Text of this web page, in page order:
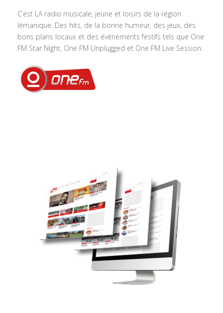
C’est LA radio musicale, jeune et loisirs de la région
lémanique. Des hits, de la bonne humeur, des jeux, des
bons plans locaux et des événements festifs tels que One
FM Star Night, One FM Unplugged et One FM Live Session.